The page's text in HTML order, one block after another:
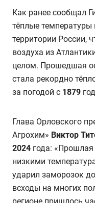
Как ранее сообщал
тёплые
территории России,
воздуха из
целом. Прошедшая
стала рекордно
за погодой с 1879
Глава Орловского
Агрохим» Виктор
2024 года:
низкими
ударил заморозок
всходы на многих
регионе пришлось